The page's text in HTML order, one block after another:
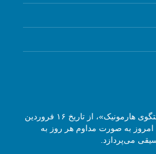
مجله آنلاین موسیقی «گفتگوی هارمونیک»، از تاریخ ۱۶ فروردین
و تا امروز به صورت مداوم هر روز به
می‌پردازد.